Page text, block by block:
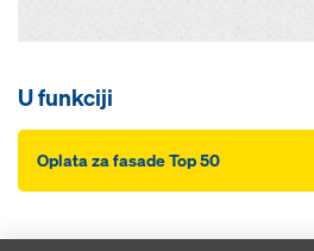
U funkciji
Oplata za fasade Top 50